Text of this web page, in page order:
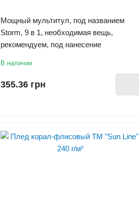
Мощный мультитул, под названием
Storm, 9 в 1, необходимая вещь,
рекомендуем, под нанесение
В наличии
355.36 грн